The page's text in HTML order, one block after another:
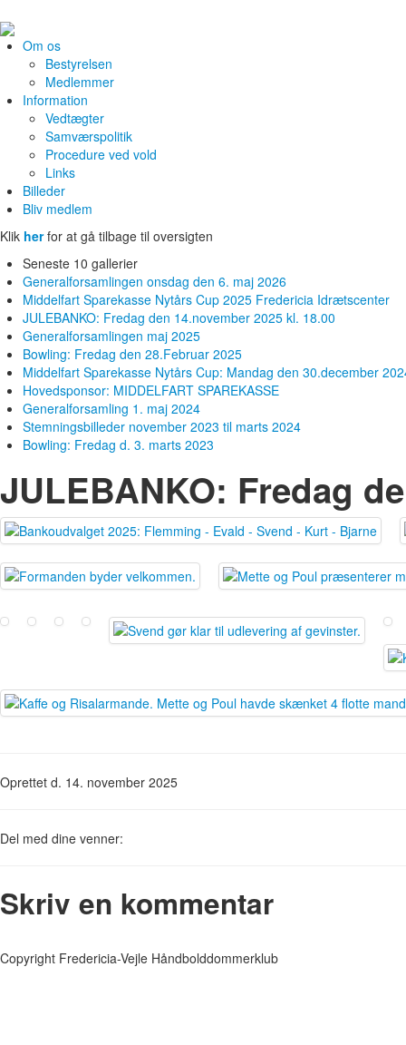
Om os
Bestyrelsen
Medlemmer
Information
Vedtægter
Samværspolitik
Procedure ved vold
Links
Billeder
Bliv medlem
Klik herfor at gå tilbage til oversigten
Seneste 10 gallerier
Generalforsamlingen onsdag den 6. maj 2026
Middelfart Sparekasse Nytårs Cup 2025 Fredericia Idrætscenter
JULEBANKO: Fredag den 14.november 2025 kl. 18.00
Generalforsamlingen maj 2025
Bowling: Fredag den 28.Februar 2025
Middelfart Sparekasse Nytårs Cup: Mandag den 30.december
Hovedsponsor: MIDDELFART SPAREKASSE
Generalforsamling 1. maj 2024
Stemningsbilleder november 2023 til marts 2024
Bowling: Fredag d. 3. marts 2023
JULEBANKO: Fredag
Oprettet d. 14. november 2025
Del med dine venner:
Skriv en kommentar
Copyright Fredericia-Vejle Håndbolddommerklub